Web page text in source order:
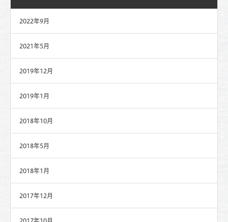
2022年9月
2021年5月
2019年12月
2019年1月
2018年10月
2018年5月
2018年1月
2017年12月
2017年10月